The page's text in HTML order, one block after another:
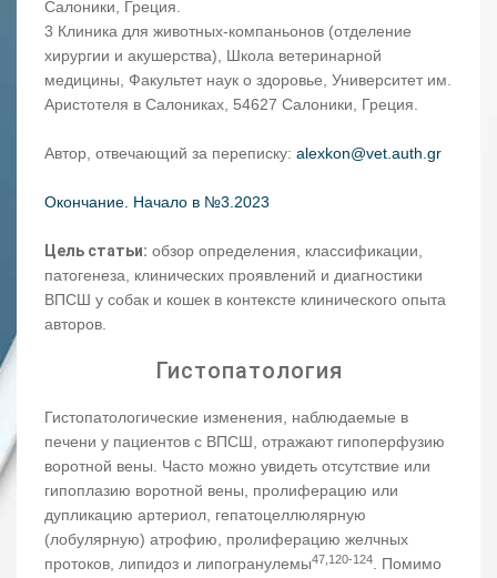
Салоники, Греция.
3 Клиника для животных-компаньонов (отделение
хирургии и акушерства), Школа ветеринарной
медицины, Факультет наук о здоровье, Университет им.
Аристотеля в Салониках, 54627 Салоники, Греция.
Автор, отвечающий за переписку: alexkon@vet.auth.gr
Окончание. Начало в №3.2023
Цель статьи: обзор определения, классификации,
патогенеза, клинических проявлений и диагностики
ВПСШ у собак и кошек в контексте клинического опыта
авторов.
Гистопатология
Гистопатологические изменения, наблюдаемые в
печени у пациентов с ВПСШ, отражают гипоперфузию
воротной вены. Часто можно увидеть отсутствие или
гипоплазию воротной вены, пролиферацию или
дупликацию артериол, гепатоцеллюлярную
(лобулярную) атрофию, пролиферацию желчных
протоков, липидоз и липогранулемы47,120-124. Помимо